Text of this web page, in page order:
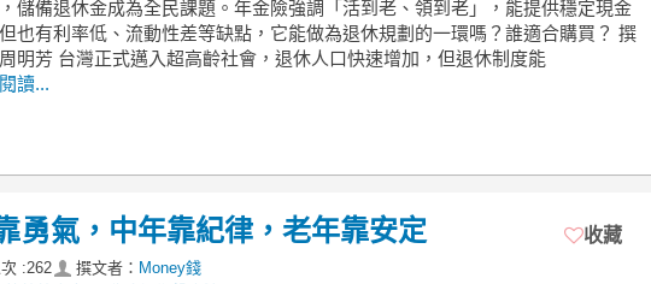
儲備退休金成為全民課題。年金險強調「活到老、領到老」，能提供穩定現金
也有利率低、流動性差等缺點，它能做為退休規劃的一環嗎？誰適合購買？ 撰
明芳 台灣正式邁入超高齡社會，退休人口快速增加，但退休制度能
讀...
勇氣，中年靠紀律，老年靠安定
:262 撰文者： Money錢
收藏